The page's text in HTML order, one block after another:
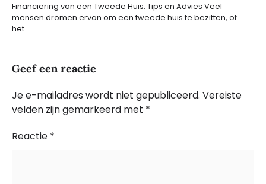
Financiering van een Tweede Huis: Tips en Advies Veel
mensen dromen ervan om een tweede huis te bezitten, of
het…
Geef een reactie
Je e-mailadres wordt niet gepubliceerd. Vereiste
velden zijn gemarkeerd met *
Reactie *